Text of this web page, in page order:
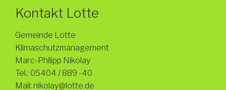
Kontakt Lotte
Gemeinde Lotte
Klimaschutzmanagement
Marc-Philipp Nikolay
Tel.: 05404 / 889 -40
Mail: nikolay@lotte.de